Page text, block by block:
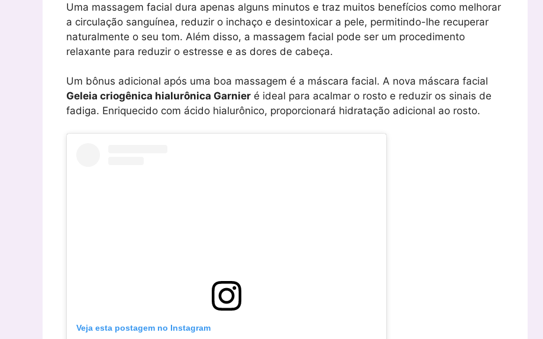
Uma massagem facial dura apenas alguns minutos e traz muitos benefícios como melhorar
a circulação sanguínea, reduzir o inchaço e desintoxicar a pele, permitindo-lhe recuperar
naturalmente o seu tom. Além disso, a massagem facial pode ser um procedimento
relaxante para reduzir o estresse e as dores de cabeça.
Um bônus adicional após uma boa massagem é a máscara facial. A nova máscara facial
Geleia criogênica hialurônica Garnier é ideal para acalmar o rosto e reduzir os sinais de
fadiga. Enriquecido com ácido hialurônico, proporcionará hidratação adicional ao rosto.
Veja esta postagem no Instagram